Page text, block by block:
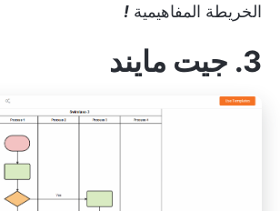
الخريطة المفاهيمية !
3. جيت مايند